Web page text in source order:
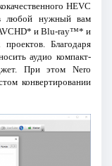
HEVC
любой нужный вам
и Blu-ray™* и
Благодаря
аудио компакт-
При этом Nero
конвертировании